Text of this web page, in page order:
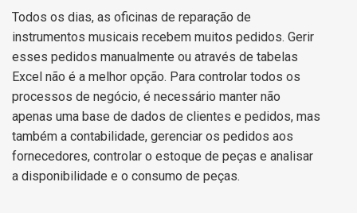
Todos os dias, as oficinas de reparação de
instrumentos musicais recebem muitos pedidos. Gerir
esses pedidos manualmente ou através de tabelas
Excel não é a melhor opção. Para controlar todos os
processos de negócio, é necessário manter não
apenas uma base de dados de clientes e pedidos, mas
também a contabilidade, gerenciar os pedidos aos
fornecedores, controlar o estoque de peças e analisar
a disponibilidade e o consumo de peças.